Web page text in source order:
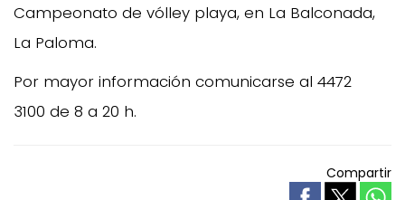
Campeonato de vólley playa, en La Balconada,
La Paloma.
Por mayor información comunicarse al 4472
3100 de 8 a 20 h.
Compartir